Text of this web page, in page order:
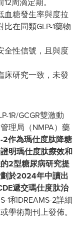
血糖發生率與度拉
在同類GLP-1藥物
全性信號，且與度
床研究一致，未發
1R/GCGR雙激動
理局（NMPA）藥
2作為瑪仕度肽降糖
明瑪仕度肽療效和
2型糖尿病研究提
於2024年中讀出
遞交瑪仕度肽治
1和DREAMS-2詳細
學術期刊上發佈。